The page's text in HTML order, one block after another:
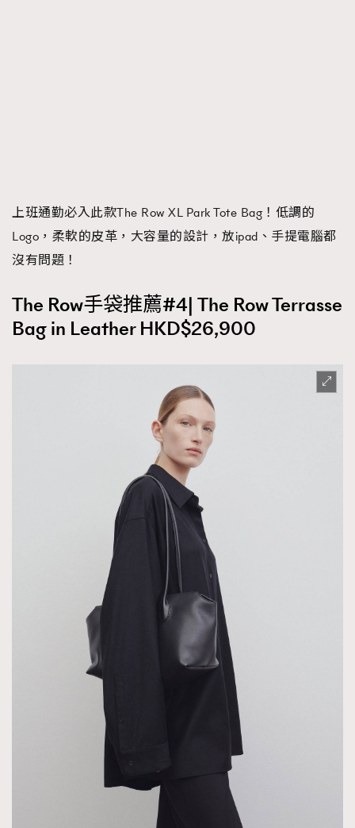
上班通勤必入此款The Row XL Park Tote Bag！低調的
Logo，柔軟的皮革，大容量的設計，放ipad、手提電腦都
沒有問題！
The Row手袋推薦#4| The Row Terrasse
Bag in Leather HKD$26,900